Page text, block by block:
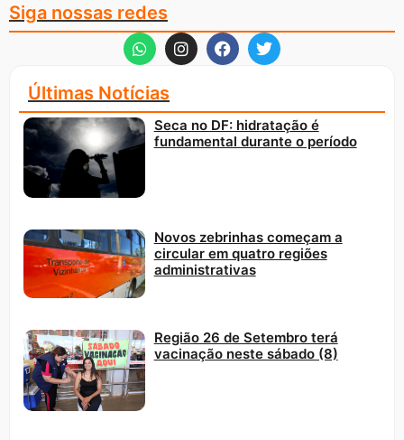
Siga nossas redes
Últimas Notícias
Seca no DF: hidratação é
fundamental durante o período
Novos zebrinhas começam a
circular em quatro regiões
administrativas
Região 26 de Setembro terá
vacinação neste sábado (8)